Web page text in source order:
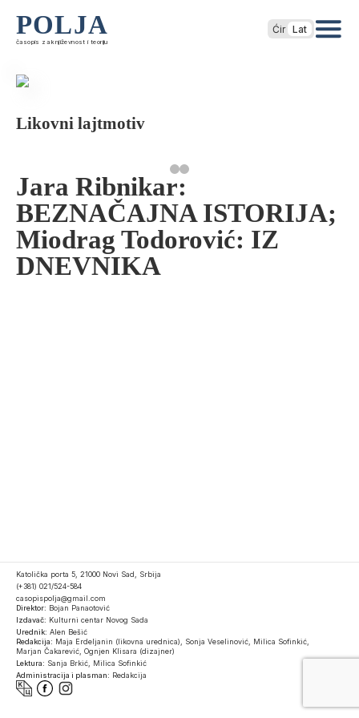
POLJA
časopis za književnost i teoriju
Ćir Lat
Likovni lajtmotiv
Jara Ribnikar:
BEZNAČAJNA ISTORIJA;
Miodrag Todorović: IZ
DNEVNIKA
Katolička porta 5, 21000 Novi Sad, Srbija
(+381) 021/524-584
casopispolja@gmail.com
Direktor: Bojan Panaotović
Izdavač: Kulturni centar Novog Sada
Urednik: Alen Bešić
Redakcija: Maja Erdeljanin (likovna urednica), Sonja Veselinović, Milica Sofinkić,
Marjan Čakarević, Ognjen Klisara (dizajner)
Lektura: Sanja Brkić, Milica Sofinkić
Administracija i plasman: Redakcija